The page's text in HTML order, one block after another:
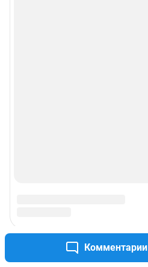
Комментарии